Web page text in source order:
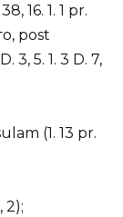
16. 1. 1 pr.
post
3, 5. 1. 3 D. 7,
(1. 13 pr.
2);